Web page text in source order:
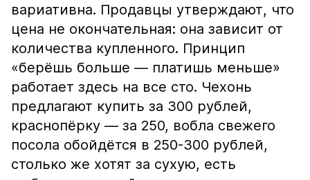
вариативна. Продавцы утверждают, что
цена не окончательная: она зависит от
количества купленного. Принцип
«берёшь больше — платишь меньше»
работает здесь на все сто. Чехонь
предлагают купить за 300 рублей,
краснопёрку — за 250, вобла свежего
посола обойдётся в 250-300 рублей,
столько же хотят за сухую, есть